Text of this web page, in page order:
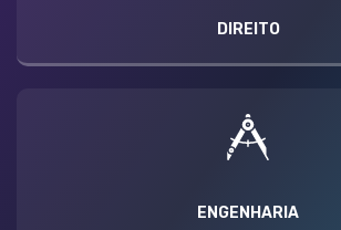
DIREITO
ENGENHARIA